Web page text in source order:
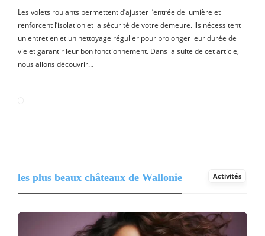
Les volets roulants permettent d’ajuster l’entrée de lumière et
renforcent l’isolation et la sécurité de votre demeure. Ils nécessitent
un entretien et un nettoyage régulier pour prolonger leur durée de
vie et garantir leur bon fonctionnement. Dans la suite de cet article,
nous allons découvrir…
les plus beaux châteaux de Wallonie Activités